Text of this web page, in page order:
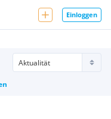
Einloggen